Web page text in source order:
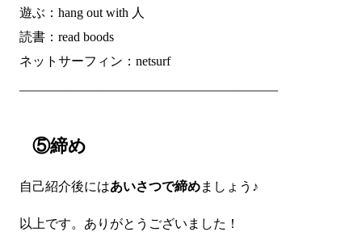
遊ぶ：hang out with 人
読書：read boods
ネットサーフィン：netsurf
⑤締め
自己紹介後にはあいさつで締めましょう♪
以上です。ありがとうございました！